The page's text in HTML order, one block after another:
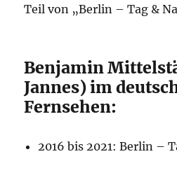
Teil von „Berlin – Tag &
Benjamin
Jannes) im
Fernsehen:
2016 bis 2021: Berlin –